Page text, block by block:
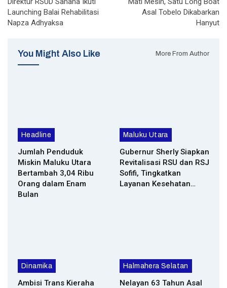
Launching Balai Rehabilitasi
Napza Adhyaksa
Asal Tobelo Dikabarkan
Hanyut
You Might Also Like More From Author
Headline
Jumlah Penduduk
Miskin Maluku Utara
Bertambah 3,04 Ribu
Orang dalam Enam
Bulan
Maluku Utara
Gubernur Sherly Siapkan
Revitalisasi RSU dan RSJ
Sofifi, Tingkatkan
Layanan Kesehatan…
Dinamika
Ambisi Trans Kieraha
Halmahera Selatan
Nelayan 63 Tahun Asal